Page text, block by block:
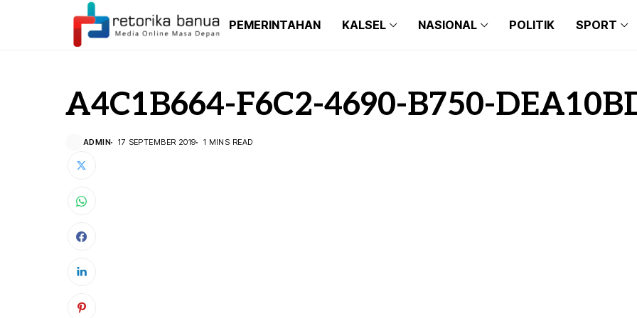
PEMERINTAHAN KALSEL
BARITO KUALA
NASIONAL
BANTEN
POLITIK SPORT
BANJARMASIN
BANJARBARU
BALI
JAKARTA
A4C1B664-F6C2-4690-B750-
ADMIN 17 SEPTEMBER 2019 1 MINS READ